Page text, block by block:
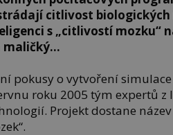
citlivost biologických
s „citlivostí mozku“
maličký…
pokusy o vytvoření
roku 2005 tým expertů
Projekt dostane